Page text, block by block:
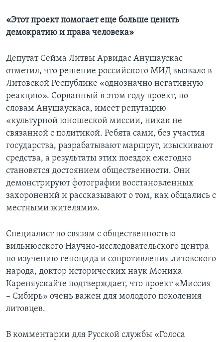
«Этот проект помогает еще больше ценить
демократию и права человека»
Депутат Сейма Литвы Арвидас Анушаускас
отметил, что решение российского МИД вызвало в
Литовской Республике «однозначно негативную
реакцию». Сорванный в этом году проект, по
словам Анушаускаса, имеет репутацию
«культурной юношеской миссии, никак не
связанной с политикой. Ребята сами, без участия
государства, разрабатывают маршрут, изыскивают
средства, а результаты этих поездок ежегодно
становятся достоянием общественности. Они
демонстрируют фотографии восстановленных
захоронений и рассказывают о том, как общались с
местными жителями».
Специалист по связям с общественностью
вильнюсского Научно-исследовательского центра
по изучению геноцида и сопротивления литовского
народа, доктор исторических наук Моника
Кареняускайте подтверждает, что проект «Миссия
– Сибирь» очень важен для молодого поколения
литовцев.
В комментарии для Русской службы «Голоса